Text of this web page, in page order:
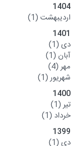
1404
اردیبهشت (1)
1401
دی (1)
آبان (1)
مهر (4)
شهریور (1)
1400
تیر (1)
خرداد (1)
1399
دی (1)